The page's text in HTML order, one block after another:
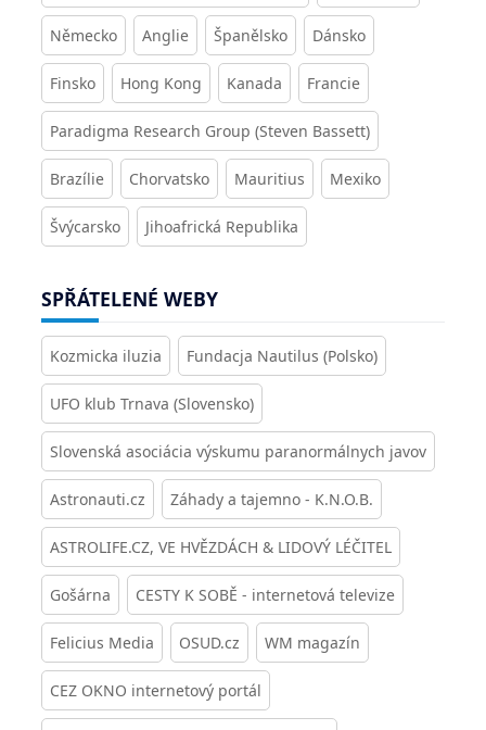
Německo Anglie Španělsko Dánsko
Finsko Hong Kong Kanada Francie
Paradigma Research Group (Steven Bassett)
Brazílie Chorvatsko Mauritius Mexiko
Švýcarsko Jihoafrická Republika
SPŘÁTELENÉ WEBY
Kozmicka iluzia Fundacja Nautilus (Polsko)
UFO klub Trnava (Slovensko)
Slovenská asociácia výskumu paranormálnych javov
Astronauti.cz Záhady a tajemno - K.N.O.B.
ASTROLIFE.CZ, VE HVĚZDÁCH & LIDOVÝ LÉČITEL
Gošárna CESTY K SOBĚ - internetová televize
Felicius Media OSUD.cz WM magazín
CEZ OKNO internetový portál